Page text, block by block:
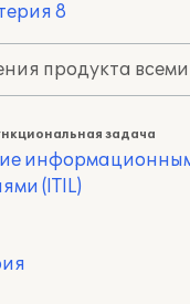
8
продукта
задача
(ITIL)